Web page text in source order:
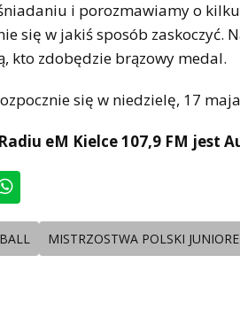
i porozmawiamy o
się w jakiś sposób zaskoczyć.
kto zdobędzie brązowy medal.
się w niedzielę, 17
eM Kielce 107,9 FM jest
MISTRZOSTWA POLSKI